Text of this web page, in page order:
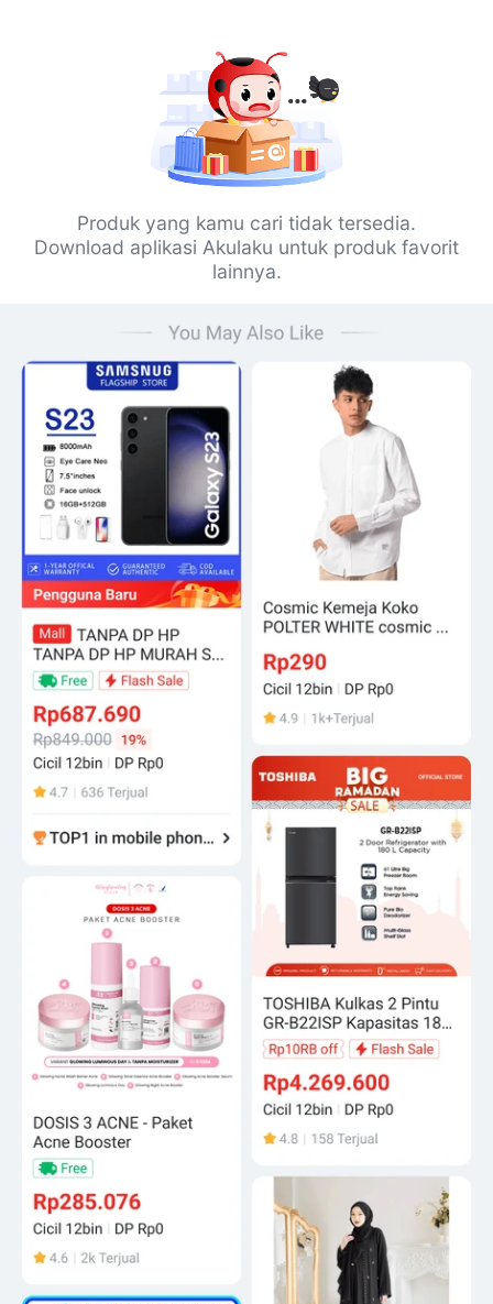
Produk yang kamu cari tidak tersedia.
Download aplikasi Akulaku untuk produk favorit
lainnya.